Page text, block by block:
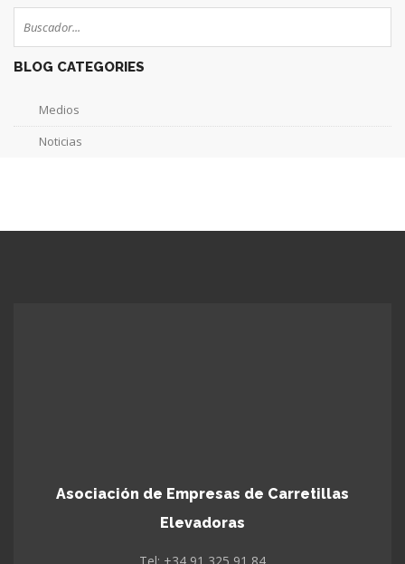
BLOG CATEGORIES
Medios
Noticias
Asociación de Empresas de Carretillas
Elevadoras